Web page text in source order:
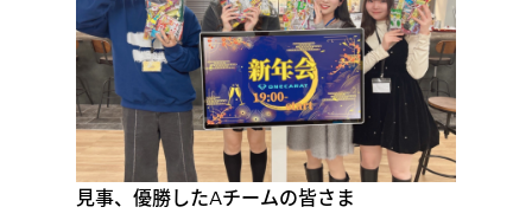
見事、優勝したAチームの皆さま